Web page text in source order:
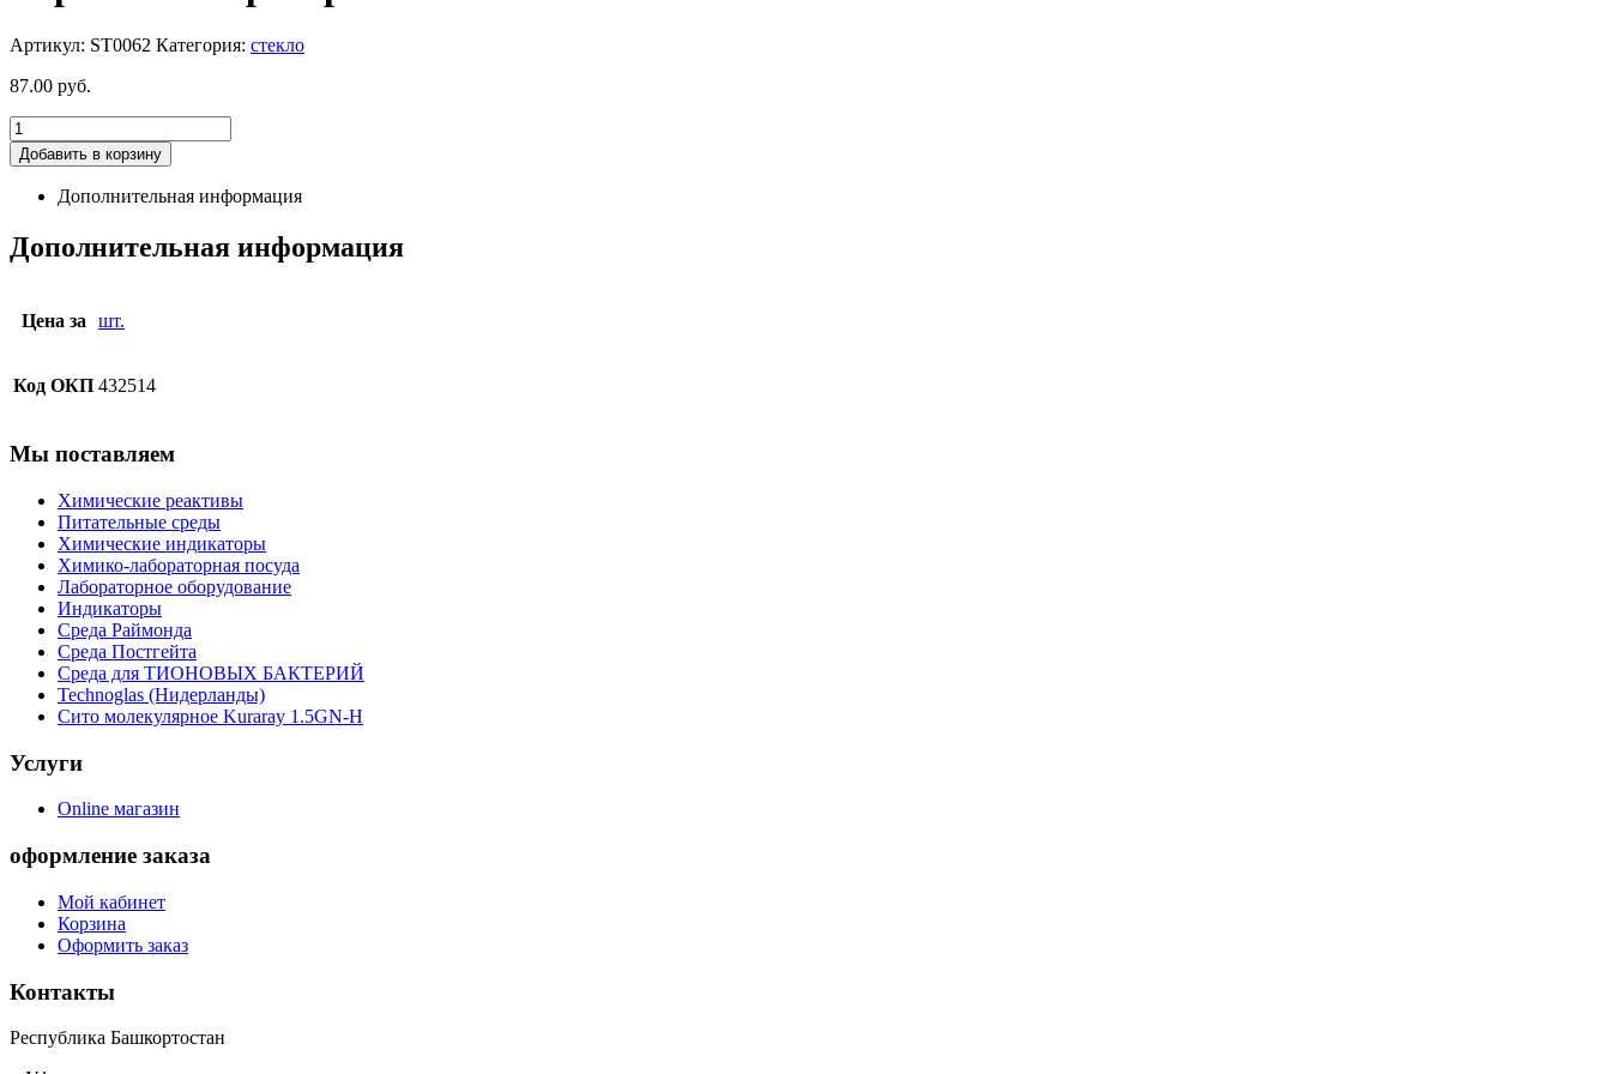
Артикул: ST0062 Категория: стекло
87.00 руб.
Добавить в корзину
Дополнительная информация
Дополнительная информация
Цена за шт.
Код ОКП 432514
Мы поставляем
Химические реактивы
Питательные среды
Химические индикаторы
Химико-лабораторная посуда
Лабораторное оборудование
Индикаторы
Среда Раймонда
Среда Постгейта
Среда для ТИОНОВЫХ БАКТЕРИЙ
Technoglas (Нидерланды)
Сито молекулярное Kuraray 1.5GN-H
Услуги
Online магазин
оформление заказа
Мой кабинет
Корзина
Оформить заказ
Контакты
Республика Башкортостан